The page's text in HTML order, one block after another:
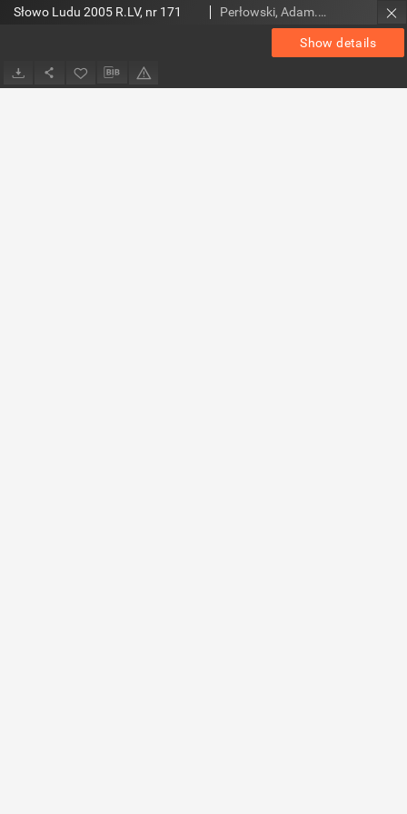
Show details
Słowo Ludu 2005 R.LV, nr 171 Perłowski, Adam. Red.